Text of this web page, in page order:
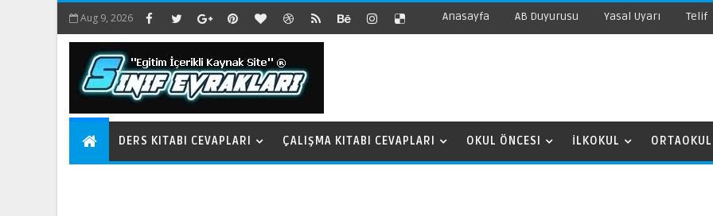
Aug 9, 2026 Anasayfa AB Duyurusu Yasal Uyarı Telif
DERS KITABI CEVAPLARI ÇALIŞMA KITABI CEVAPLARI OKUL ÖNCESI İLKOKUL ORTAOKUL